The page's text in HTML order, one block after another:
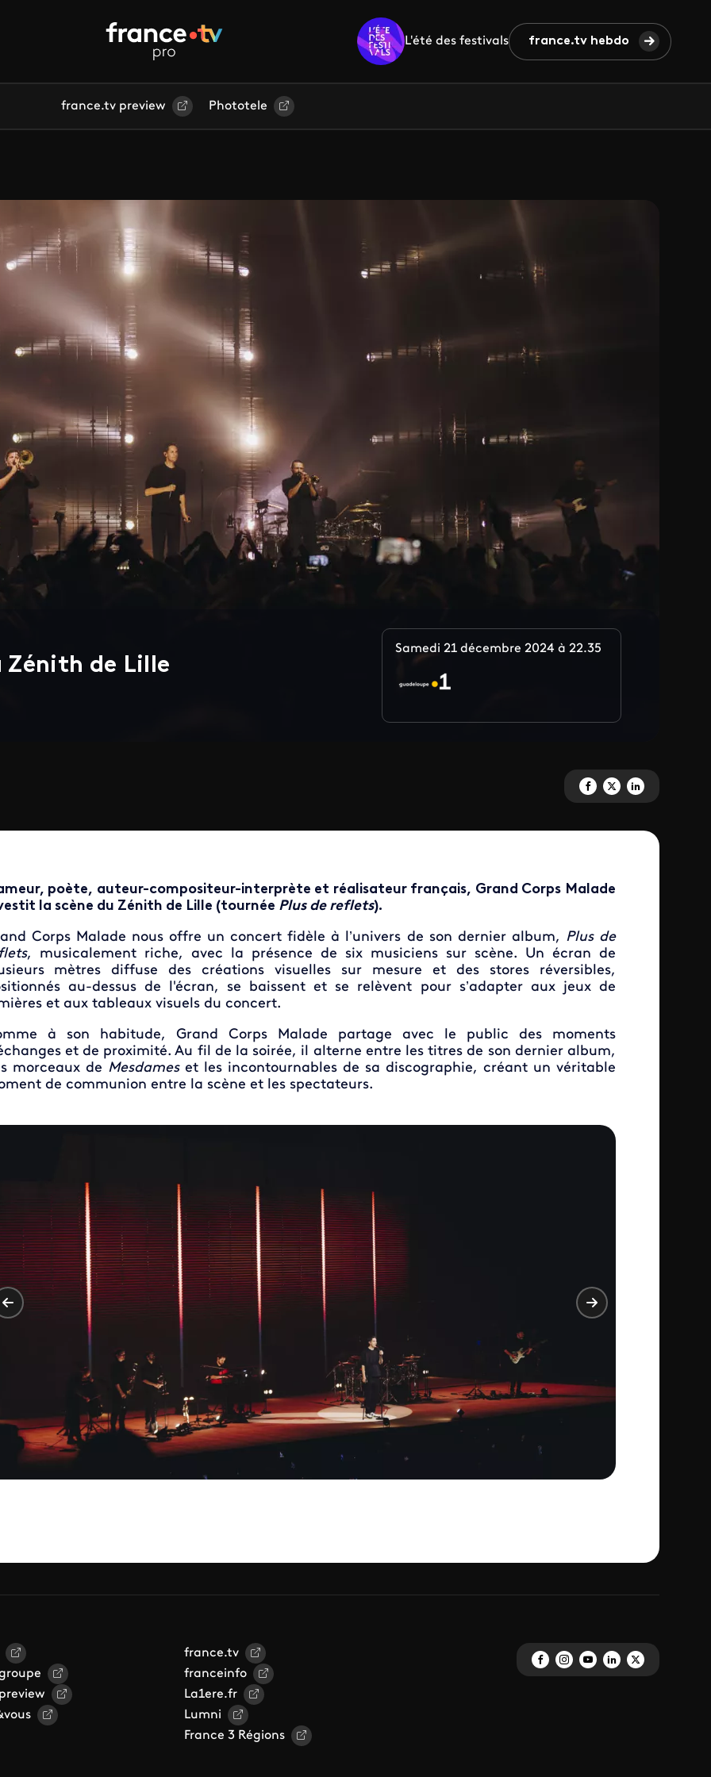
L'été des festivals france.tv hebdo
france.tv preview Phototele
Zénith de Lille
Samedi 21 décembre 2024 à 22.35
Partagez 'Grand Corps
Partagez 'Grand Corps
Partagez 'Grand
poète, auteur-compositeur-interprète et réalisateur français, Grand Corps Malade
la scène du Zénith de Lille (tournée Plus de reflets).
Corps Malade nous offre un concert fidèle à l’univers de son dernier album, Plus de
, musicalement riche, avec la présence de six musiciens sur scène. Un écran de
mètres diffuse des créations visuelles sur mesure et des stores réversibles,
au-dessus de l'écran, se baissent et se relèvent pour s’adapter aux jeux de
et aux tableaux visuels du concert.
à son habitude, Grand Corps Malade partage avec le public des moments
et de proximité. Au fil de la soirée, il alterne entre les titres de son dernier album,
morceaux de Mesdameset les incontournables de sa discographie, créant un véritable
de communion entre la scène et les spectateurs.
france.tv
franceinfo
La1ere.fr
Lumni
France 3 Régions